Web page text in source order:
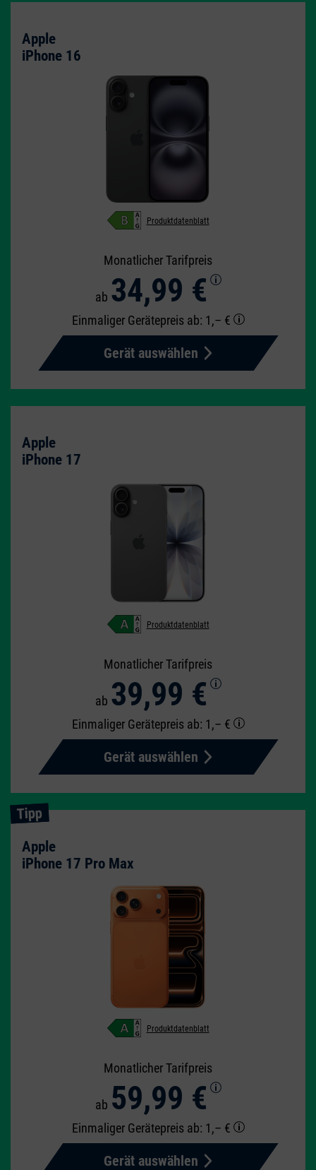
Apple
iPhone 16
Produktdatenblatt
Monatlicher Tarifpreis
ab 34,99 €
Einmaliger Gerätepreis ab: 1,– €
Gerät auswählen
Apple
iPhone 17
Produktdatenblatt
Monatlicher Tarifpreis
ab 39,99 €
Einmaliger Gerätepreis ab: 1,– €
Gerät auswählen
Tipp
Apple
iPhone 17 Pro Max
Produktdatenblatt
Monatlicher Tarifpreis
ab 59,99 €
Einmaliger Gerätepreis ab: 1,– €
Gerät auswählen